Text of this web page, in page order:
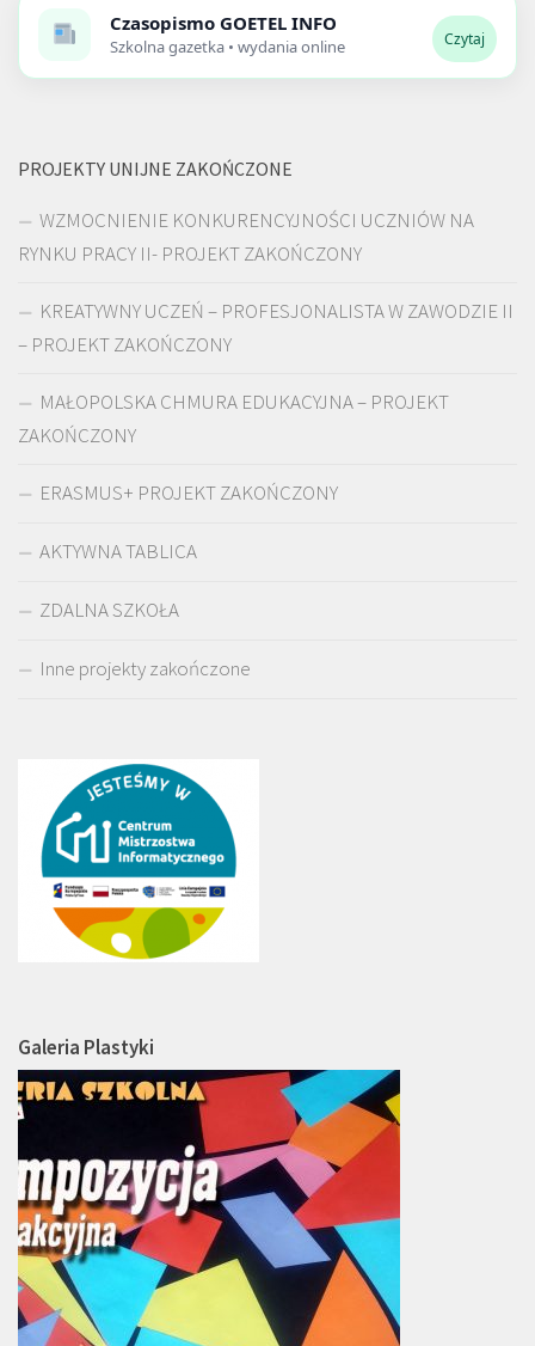
Czasopismo GOETEL INFO
Szkolna gazetka • wydania online Czytaj
PROJEKTY UNIJNE ZAKOŃCZONE
WZMOCNIENIE KONKURENCYJNOŚCI UCZNIÓW NA
RYNKU PRACY II- PROJEKT ZAKOŃCZONY
KREATYWNY UCZEŃ – PROFESJONALISTA W ZAWODZIE II
– PROJEKT ZAKOŃCZONY
MAŁOPOLSKA CHMURA EDUKACYJNA – PROJEKT
ZAKOŃCZONY
ERASMUS+ PROJEKT ZAKOŃCZONY
AKTYWNA TABLICA
ZDALNA SZKOŁA
Inne projekty zakończone
Galeria Plastyki